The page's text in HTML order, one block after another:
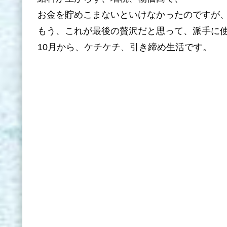
お金を貯めこまないといけなかったのですが、
もう、これが最後の贅沢だと思って、派手に
10月から、ケチケチ、引き締め生活です。